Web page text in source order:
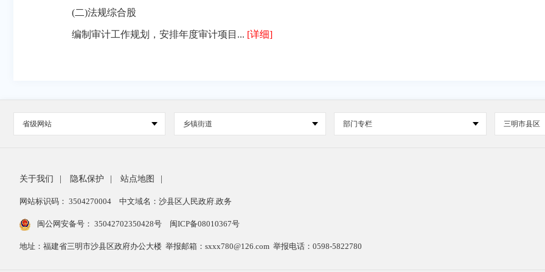
(二)法规综合股
编制审计工作规划，安排年度审计项目... [详细]
省级网站 乡镇街道 部门专栏 三明市县区
关于我们 隐私保护 站点地图
网站标识码： 3504270004 中文域名：沙县区人民政府.政务
闽公网安备号： 35042702350428号 闽ICP备08010367号
地址：福建省三明市沙县区政府办公大楼 举报邮箱：sxxx780@126.com 举报电话：0598-5822780